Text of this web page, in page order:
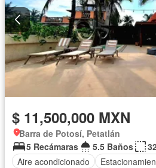
$ 11,500,000 MXN
Barra de Potosí, Petatlán
5 Recámaras
5.5 Baños
Aire acondicionado